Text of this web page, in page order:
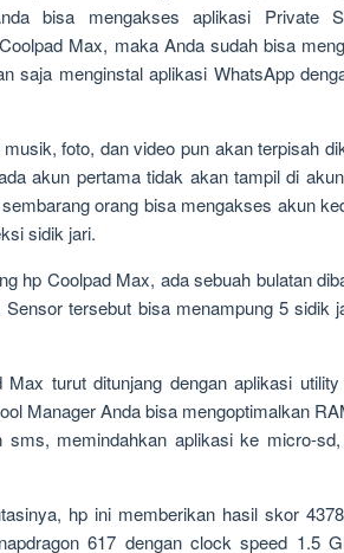
bisa mengakses aplikasi Private
Max, maka Anda sudah bisa
saja menginstal aplikasi WhatsApp
foto, dan video pun akan terpisah
akun pertama tidak akan tampil di
orang bisa mengakses akun
sidik jari.
hp Coolpad Max, ada sebuah bulatan
tersebut bisa menampung 5 sidik
turut ditunjang dengan aplikasi
Manager Anda bisa mengoptimalkan
sms, memindahkan aplikasi ke micro-
hp ini memberikan hasil skor
617 dengan clock speed 1.5